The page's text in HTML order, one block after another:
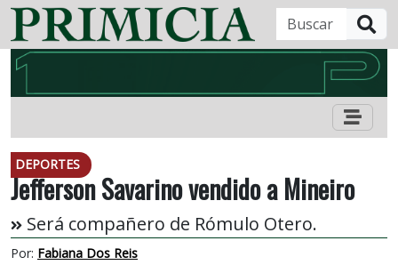
DEPORTES
Jefferson Savarino vendido a Mineiro
Será compañero de Rómulo Otero.
Por: Fabiana Dos Reis